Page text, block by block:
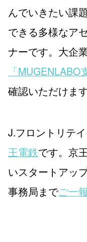
んでいきたい課
できる多様なア
ナーです。大企
「MUGENLABO
確認いただけます
J.フロントリテ
王電鉄です。京
いスタートアッ
事務局までご一報